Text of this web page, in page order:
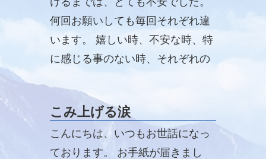
何回お願いしても毎回それぞれ違
います。 嬉しい時、不安な時、特
に感じる事のない時、それぞれの
こみ上げる涙
こんにちは、いつもお世話になっ
ております。 お手紙が届きまし